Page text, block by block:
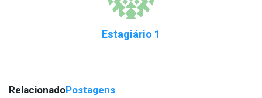
Estagiário 1
RelacionadoPostagens